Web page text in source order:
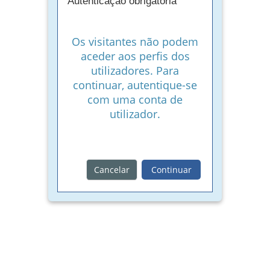
Os visitantes não podem
aceder aos perfis dos
utilizadores. Para
continuar, autentique-se
com uma conta de
utilizador.
Cancelar Continuar